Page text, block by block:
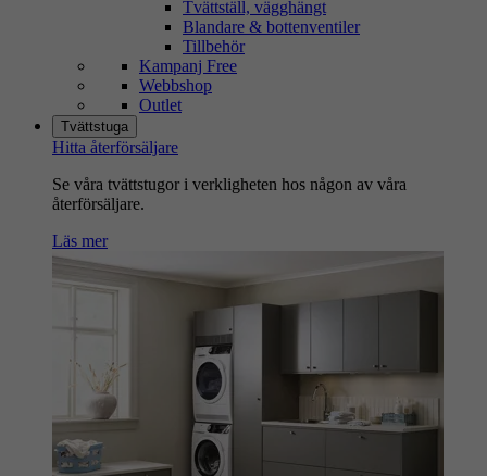
Tvättställ, vägghängt
Blandare & bottenventiler
Tillbehör
Kampanj Free
Webbshop
Outlet
Tvättstuga
Hitta återförsäljare
Se våra tvättstugor i verkligheten hos någon av våra
återförsäljare.
Läs mer